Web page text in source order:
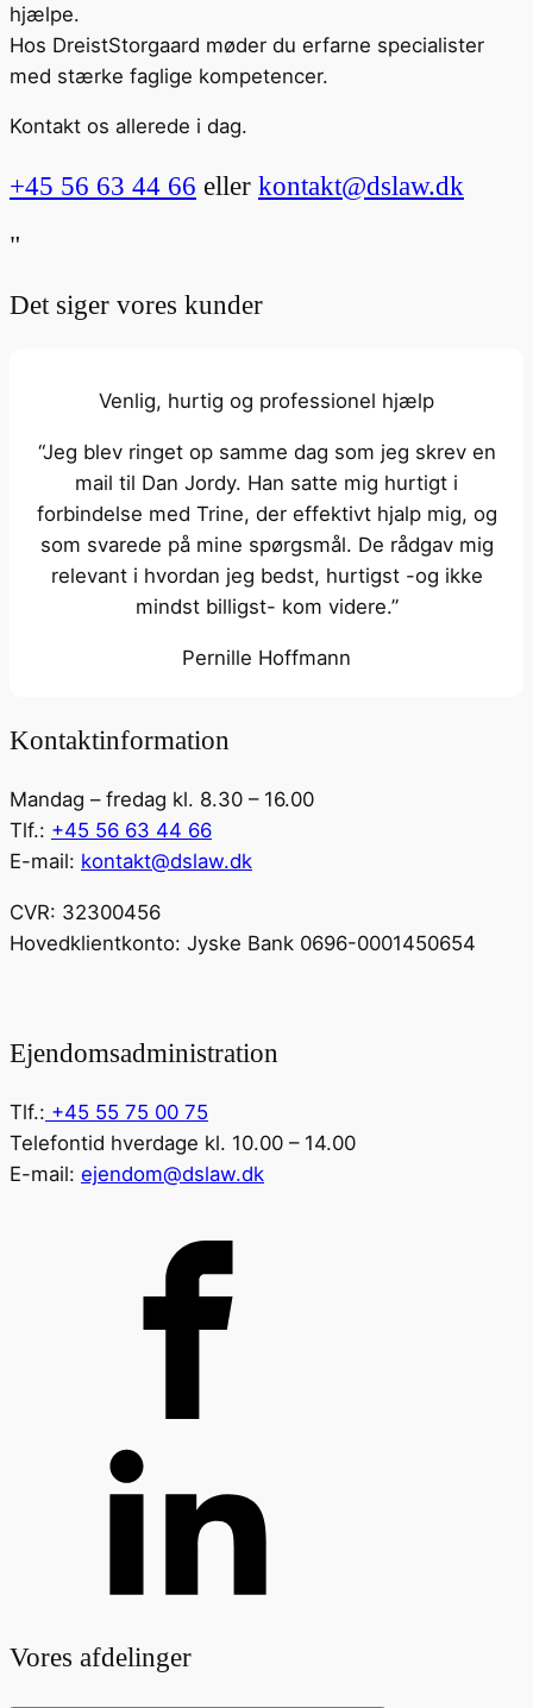
hjælpe.
Hos DreistStorgaard møder du erfarne specialister
med stærke faglige kompetencer.
Kontakt os allerede i dag.
+45 56 63 44 66 eller kontakt@dslaw.dk
"
Det siger vores kunder
Venlig, hurtig og professionel hjælp
“Jeg blev ringet op samme dag som jeg skrev en
mail til Dan Jordy. Han satte mig hurtigt i
forbindelse med Trine, der effektivt hjalp mig, og
som svarede på mine spørgsmål. De rådgav mig
relevant i hvordan jeg bedst, hurtigst -og ikke
mindst billigst- kom videre.”
Pernille Hoffmann
Kontaktinformation
Mandag – fredag kl. 8.30 – 16.00
Tlf.: +45 56 63 44 66
E-mail: kontakt@dslaw.dk
CVR: 32300456
Hovedklientkonto: Jyske Bank 0696-0001450654
Ejendomsadministration
Tlf.: +45 55 75 00 75
Telefontid hverdage kl. 10.00 – 14.00
E-mail: ejendom@dslaw.dk
Vores afdelinger